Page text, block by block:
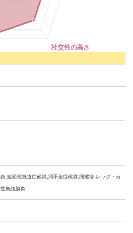
,短頭種気道症候群,洞不全症候群,間擦疹,レッグ・カ
角結膜炎